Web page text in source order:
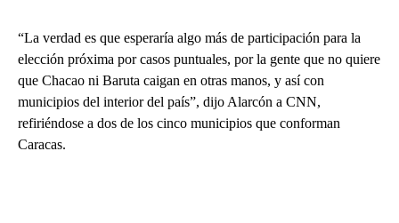
“La verdad es que esperaría algo más de participación para la
elección próxima por casos puntuales, por la gente que no quiere
que Chacao ni Baruta caigan en otras manos, y así con
municipios del interior del país”, dijo Alarcón a CNN,
refiriéndose a dos de los cinco municipios que conforman
Caracas.